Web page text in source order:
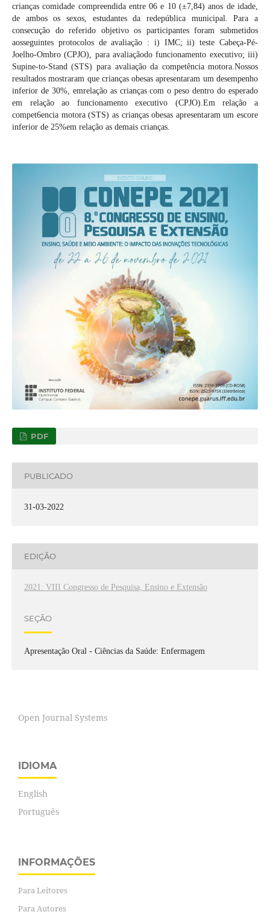
crianças comidade compreendida entre 06 e 10 (±7,84) anos de idade,
de ambos os sexos, estudantes da redepública municipal. Para a
consecução do referido objetivo os participantes foram submetidos
aosseguintes protocolos de avaliação : i) IMC; ii) teste Cabeça-Pé-
Joelho-Ombro (CPJO), para avaliaçãodo funcionamento executivo; iii)
Supine-to-Stand (STS) para avaliação da competência motora.Nossos
resultados mostraram que crianças obesas apresentaram um desempenho
inferior de 30%, emrelação as crianças com o peso dentro do esperado
em relação ao funcionamento executivo (CPJO).Em relação a
compet6encia motora (STS) as crianças obesas apresentaram um escore
inferior de 25%em relação as demais crianças.
PDF
PUBLICADO
31-03-2022
EDIÇÃO
2021: VIII Congresso de Pesquisa, Ensino e Extensão
SEÇÃO
Apresentação Oral - Ciências da Saúde: Enfermagem
Open Journal Systems
IDIOMA
English
Português
INFORMAÇÕES
Para Leitores
Para Autores